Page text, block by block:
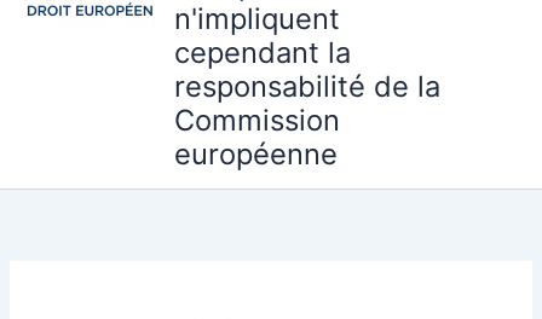
n'impliquent
cependant la
responsabilité de la
Commission
européenne